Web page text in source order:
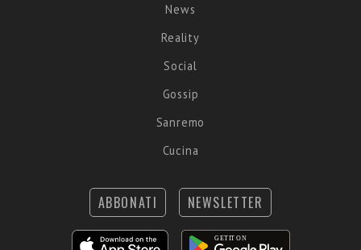
News
Reality
Social
Gossip
Sanremo
Cucina
ABBONATI NEWSLETTER